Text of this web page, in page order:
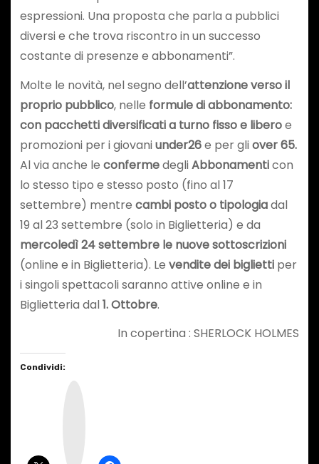
espressioni. Una proposta che parla a pubblici
diversi e che trova riscontro in un successo
costante di presenze e abbonamenti”.
Molte le novità, nel segno dell’attenzione verso il
proprio pubblico, nelle formule di abbonamento:
con pacchetti diversificati a turno fisso e liberoe
promozioni per i giovaniunder26e per gliover 65.
Al via anche le confermedegliAbbonamenticon
lo stesso tipo e stesso posto (fino al 17
settembre) mentre cambi posto o tipologiadal
19 al 23 settembre (solo in Biglietteria) e da
mercoledì 24 settembre le nuove sottoscrizioni
(online e in Biglietteria). Le vendite dei biglietti per
i singoli spettacoli saranno attive online e in
Biglietteria dal1. Ottobre.
In copertina : SHERLOCK HOLMES
Condividi: